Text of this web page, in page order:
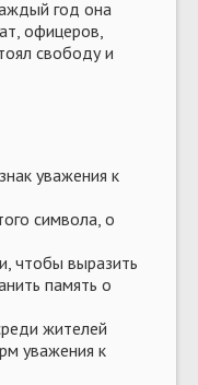
год она
офицеров,
свободу и
уважения к
символа, о
чтобы выразить
память о
жителей
уважения к